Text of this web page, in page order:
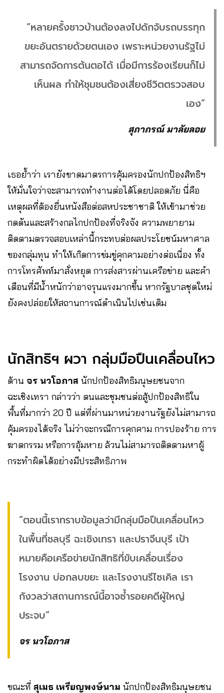
“หลายครั้งชาวบ้านต้องลงไปดักจับรถบรรทุก
ขยะอันตรายด้วยตนเอง เพราะหน่วยงานรัฐไม่
สามารถจัดการต้นตอได้ เมื่อมีการร้องเรียนก็ไม่
เห็นผล ทำให้ชุมชนต้องเสี่ยงชีวิตตรวจสอบ
เอง”
สุภาภรณ์ มาลัยลอย
เธอย้ำว่า เรายังขาดมาตรการคุ้มครองนักปกป้องสิทธิฯ
ให้มั่นใจว่าจะสามารถทำงานต่อได้โดยปลอดภัย นี่คือ
เหตุผลที่ต้องยื่นหนังสือต่อสหประชาชาติ ให้เข้ามาช่วย
กดดันและสร้างกลไกปกป้องที่จริงจัง ความพยายาม
ติดตามตรวจสอบเหล่านี้กระทบต่อผลประโยชน์มหาศาล
ของกลุ่มทุน ทำให้เกิดการข่มขู่คุกคามอย่างต่อเนื่อง ทั้ง
การโทรศัพท์มาสั่งหยุด การส่งสารผ่านเครือข่าย และคำ
เตือนที่มีน้ำหนักว่าอาจรุนแรงมากขึ้น หากรัฐบาลชุดใหม่
ยังคงปล่อยให้สถานการณ์ดำเนินไปเช่นเดิม
นักสิทธิฯ ผวา กลุ่มมือปืนเคลื่อนไหว
ด้าน จร นวโอภาส นักปกป้องสิทธิมนุษยชนจาก
ฉะเชิงเทรา กล่าวว่า ตนและชุมชนต่อสู้ปกป้องสิทธิใน
พื้นที่มากว่า 20 ปี แต่ที่ผ่านมาหน่วยงานรัฐยังไม่สามารถ
คุ้มครองได้จริง ไม่ว่าจะกรณีการคุกคาม การปองร้าย การ
ฆาตกรรม หรือการอุ้มหาย ล้วนไม่สามารถติดตามหาผู้
กระทำผิดได้อย่างมีประสิทธิภาพ
“ตอนนี้เราทราบข้อมูลว่ามีกลุ่มมือปืนเคลื่อนไหว
ในพื้นที่ชลบุรี ฉะเชิงเทรา และปราจีนบุรี เป้า
หมายคือเครือข่ายนักสิทธิที่ขับเคลื่อนเรื่อง
โรงงาน บ่อกลบขยะ และโรงงานรีไซเคิล เรา
กังวลว่าสถานการณ์นี้อาจซ้ำรอยคดีผู้ใหญ่
ประจบ”
จร นวโอภาส
ขณะที่ สุเมธ เหรียญพงษ์นาม นักปกป้องสิทธิมนุษยชน